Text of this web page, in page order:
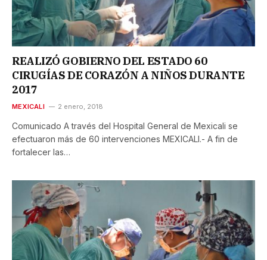
REALIZÓ GOBIERNO DEL ESTADO 60
CIRUGÍAS DE CORAZÓN A NIÑOS DURANTE
2017
MEXICALI 2 enero, 2018
Comunicado A través del Hospital General de Mexicali se
efectuaron más de 60 intervenciones MEXICALI.- A fin de
fortalecer las…